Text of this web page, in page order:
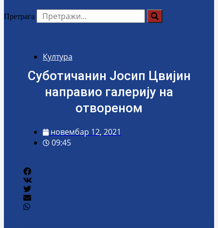
Претрага
Култура
Суботичанин Јосип Цвијин
направио галерију на
отвореном
новембар 12, 2021
09:45